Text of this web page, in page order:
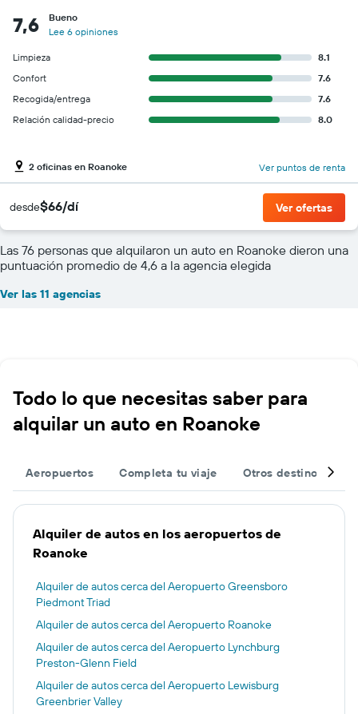
7,6
Bueno
Lee 6 opiniones
Limpieza
8.1
Confort
7.6
Recogida/entrega
7.6
Relación calidad-precio
8.0
2 oficinas en Roanoke Ver puntos de renta
desde$66/dí Ver ofertas
Las 76 personas que alquilaron un auto en Roanoke dieron una
puntuación promedio de 4,6 a la agencia elegida
Ver las 11 agencias
Todo lo que necesitas saber para
alquilar un auto en Roanoke
Aeropuertos Completa tu viaje Otros destinos
Alquiler de autos en los aeropuertos de
Roanoke
Alquiler de autos cerca del Aeropuerto Greensboro
Piedmont Triad
Alquiler de autos cerca del Aeropuerto Roanoke
Alquiler de autos cerca del Aeropuerto Lynchburg
Preston-Glenn Field
Alquiler de autos cerca del Aeropuerto Lewisburg
Greenbrier Valley